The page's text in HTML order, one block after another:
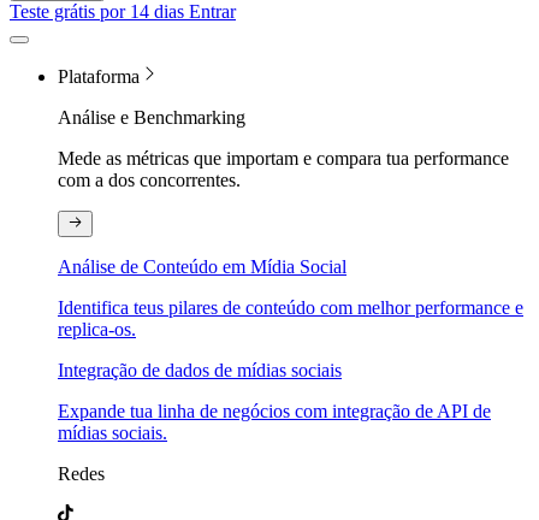
Teste grátis por 14 dias Entrar
Plataforma
Análise e Benchmarking
Mede as métricas que importam e compara tua performance
com a dos concorrentes.
Análise de Conteúdo em Mídia Social
Identifica teus pilares de conteúdo com melhor performance e
replica-os.
Integração de dados de mídias sociais
Expande tua linha de negócios com integração de API de
mídias sociais.
Redes